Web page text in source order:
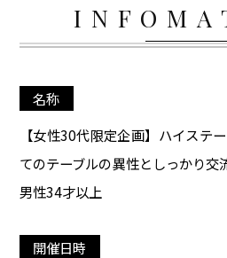
名称
【女性30代限定企画】ハイステ
てのテーブルの異性としっかり交
男性34才以上
開催日時